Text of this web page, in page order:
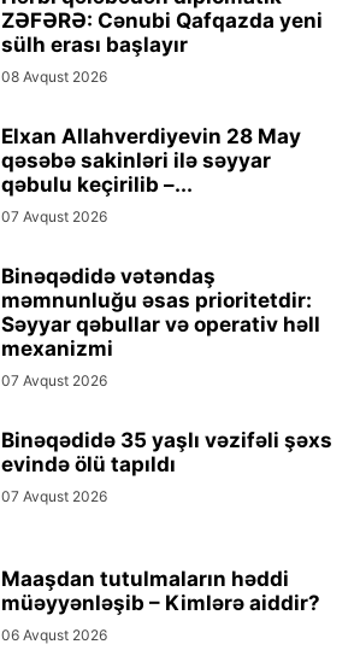
ZƏFƏRƏ: Cənubi Qafqazda yeni
sülh erası başlayır
08 Avqust 2026
Elxan Allahverdiyevin 28 May
qəsəbə sakinləri ilə səyyar
qəbulu keçirilib –...
07 Avqust 2026
Binəqədidə vətəndaş
məmnunluğu əsas prioritetdir:
Səyyar qəbullar və operativ həll
mexanizmi
07 Avqust 2026
Binəqədidə 35 yaşlı vəzifəli şəxs
evində ölü tapıldı
07 Avqust 2026
Maaşdan tutulmaların həddi
müəyyənləşib – Kimlərə aiddir?
06 Avqust 2026